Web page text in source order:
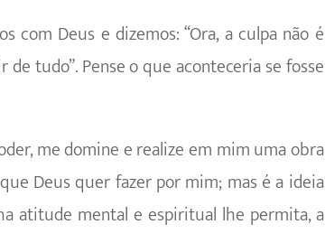
com Deus e dizemos: “Ora, a culpa não é
tudo”. Pense o que aconte­ceria se fosse
me domine e realize em mim uma obra
Deus quer fazer por mim; mas é a ideia
atitude mental e espiritual lhe permita, a